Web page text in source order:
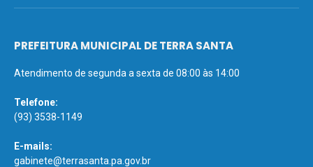
PREFEITURA MUNICIPAL DE TERRA SANTA
Atendimento de segunda a sexta de 08:00 às 14:00
Telefone:
(93) 3538-1149
E-mails:
gabinete@terrasanta.pa.gov.br